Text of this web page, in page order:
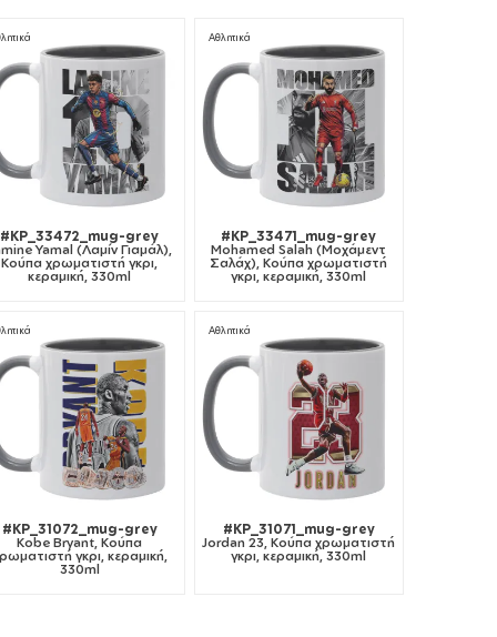
#KP_33472_mug-grey
Yamal (Λαμίν Γιαμάλ),
Κούπα χρωματιστή γκρι,
κεραμική, 330ml
Αθλητικά
#KP_33471_mug-grey
Mohamed Salah (Μοχάμεντ
Σαλάχ), Κούπα χρωματιστή
γκρι, κεραμική, 330ml
#KP_31072_mug-grey
Kobe Bryant, Κούπα
γκρι, κεραμική,
330ml
Αθλητικά
#KP_31071_mug-grey
Jordan 23, Κούπα χρωματιστή
γκρι, κεραμική, 330ml